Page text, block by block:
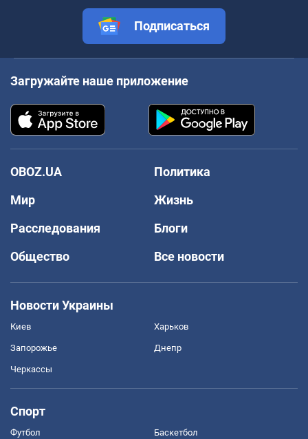
Подписаться
Загружайте наше приложение
OBOZ.UA
Политика
Мир
Жизнь
Расследования
Блоги
Общество
Все новости
Новости Украины
Киев Харьков
Запорожье Днепр
Черкассы
Спорт
Футбол Баскетбол